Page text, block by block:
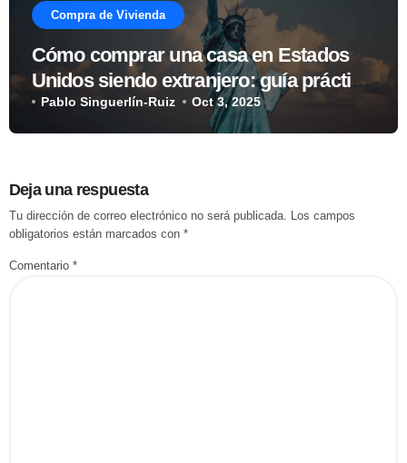
Compra de Vivienda
Cómo comprar una casa en Estados
Unidos siendo extranjero: guía práctica
sobre hipotecas, impuestos y ciudades
más atractivas para invertir
Pablo Singuerlín-Ruiz Oct 3, 2025
Deja una respuesta
Tu dirección de correo electrónico no será publicada. Los campos
obligatorios están marcados con *
Comentario *